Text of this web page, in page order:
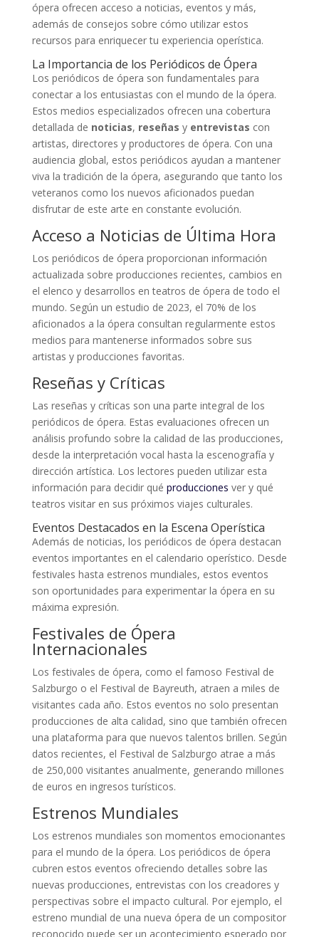
ópera ofrecen acceso a noticias, eventos y más,
además de consejos sobre cómo utilizar estos
recursos para enriquecer tu experiencia operística.
La Importancia de los Periódicos de Ópera
Los periódicos de ópera son fundamentales para
conectar a los entusiastas con el mundo de la ópera.
Estos medios especializados ofrecen una cobertura
detallada de noticias, reseñas y entrevistas con
artistas, directores y productores de ópera. Con una
audiencia global, estos periódicos ayudan a mantener
viva la tradición de la ópera, asegurando que tanto los
veteranos como los nuevos aficionados puedan
disfrutar de este arte en constante evolución.
Acceso a Noticias de Última Hora
Los periódicos de ópera proporcionan información
actualizada sobre producciones recientes, cambios en
el elenco y desarrollos en teatros de ópera de todo el
mundo. Según un estudio de 2023, el 70% de los
aficionados a la ópera consultan regularmente estos
medios para mantenerse informados sobre sus
artistas y producciones favoritas.
Reseñas y Críticas
Las reseñas y críticas son una parte integral de los
periódicos de ópera. Estas evaluaciones ofrecen un
análisis profundo sobre la calidad de las producciones,
desde la interpretación vocal hasta la escenografía y
dirección artística. Los lectores pueden utilizar esta
información para decidir qué producciones ver y qué
teatros visitar en sus próximos viajes culturales.
Eventos Destacados en la Escena Operística
Además de noticias, los periódicos de ópera destacan
eventos importantes en el calendario operístico. Desde
festivales hasta estrenos mundiales, estos eventos
son oportunidades para experimentar la ópera en su
máxima expresión.
Festivales de Ópera
Internacionales
Los festivales de ópera, como el famoso Festival de
Salzburgo o el Festival de Bayreuth, atraen a miles de
visitantes cada año. Estos eventos no solo presentan
producciones de alta calidad, sino que también ofrecen
una plataforma para que nuevos talentos brillen. Según
datos recientes, el Festival de Salzburgo atrae a más
de 250,000 visitantes anualmente, generando millones
de euros en ingresos turísticos.
Estrenos Mundiales
Los estrenos mundiales son momentos emocionantes
para el mundo de la ópera. Los periódicos de ópera
cubren estos eventos ofreciendo detalles sobre las
nuevas producciones, entrevistas con los creadores y
perspectivas sobre el impacto cultural. Por ejemplo, el
estreno mundial de una nueva ópera de un compositor
reconocido puede ser un acontecimiento esperado por